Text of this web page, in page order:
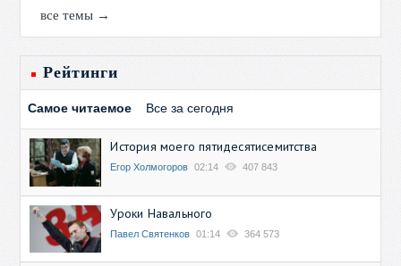
все темы →
Рейтинги
Самое читаемое Все за сегодня
История моего пятидесятисемитства
Егор Холмогоров 02:14 407 843
Уроки Навального
Павел Святенков 01:14 364 573